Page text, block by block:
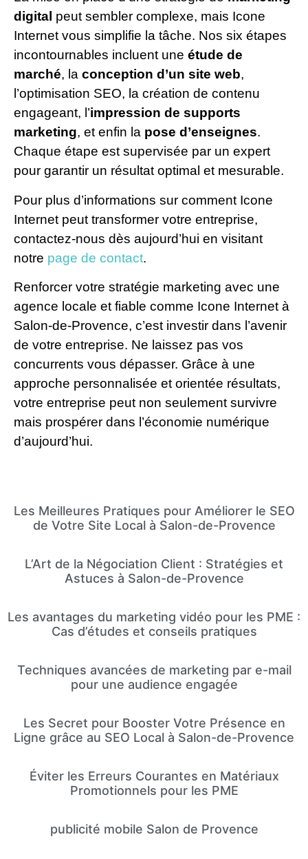
digital peut sembler complexe, mais Icone
Internet vous simplifie la tâche. Nos six étapes
incontournables incluent une étude de
marché, la conception d’un site web,
l’optimisation SEO, la création de contenu
engageant, l’impression de supports
marketing, et enfin la pose d’enseignes.
Chaque étape est supervisée par un expert
pour garantir un résultat optimal et mesurable.
Pour plus d’informations sur comment Icone
Internet peut transformer votre entreprise,
contactez-nous dès aujourd’hui en visitant
notre page de contact.
Renforcer votre stratégie marketing avec une
agence locale et fiable comme Icone Internet à
Salon-de-Provence, c’est investir dans l’avenir
de votre entreprise. Ne laissez pas vos
concurrents vous dépasser. Grâce à une
approche personnalisée et orientée résultats,
votre entreprise peut non seulement survivre
mais prospérer dans l’économie numérique
d’aujourd’hui.
Les Meilleures Pratiques pour Améliorer le SEO
de Votre Site Local à Salon-de-Provence
L’Art de la Négociation Client : Stratégies et
Astuces à Salon-de-Provence
Les avantages du marketing vidéo pour les PME :
Cas d’études et conseils pratiques
Techniques avancées de marketing par e-mail
pour une audience engagée
Les Secret pour Booster Votre Présence en
Ligne grâce au SEO Local à Salon-de-Provence
Éviter les Erreurs Courantes en Matériaux
Promotionnels pour les PME
publicité mobile Salon de Provence